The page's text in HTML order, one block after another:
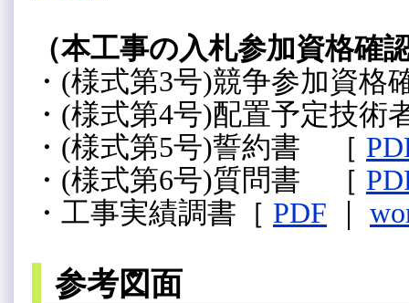
（本工事の入札参加資格確
・(様式第3号)競争参加資
・(様式第4号)配置予定技
・(様式第5号)誓約書 ［
・(様式第6号)質問書 ［
・工事実績調書［ PDF
参考図面